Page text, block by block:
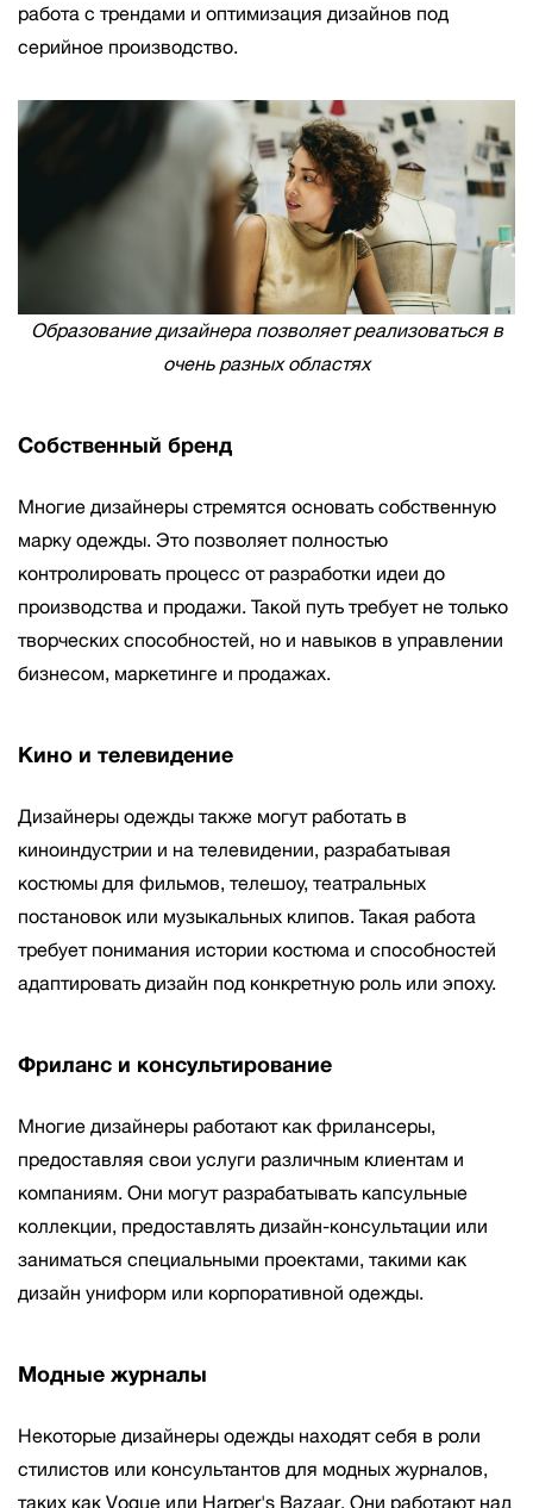
работа с трендами и оптимизация дизайнов под
серийное производство.
Образование дизайнера позволяет реализоваться в
очень разных областях
Собственный бренд
Многие дизайнеры стремятся основать собственную
марку одежды. Это позволяет полностью
контролировать процесс от разработки идеи до
производства и продажи. Такой путь требует не только
творческих способностей, но и навыков в управлении
бизнесом, маркетинге и продажах.
Кино и телевидение
Дизайнеры одежды также могут работать в
киноиндустрии и на телевидении, разрабатывая
костюмы для фильмов, телешоу, театральных
постановок или музыкальных клипов. Такая работа
требует понимания истории костюма и способностей
адаптировать дизайн под конкретную роль или эпоху.
Фриланс и консультирование
Многие дизайнеры работают как фрилансеры,
предоставляя свои услуги различным клиентам и
компаниям. Они могут разрабатывать капсульные
коллекции, предоставлять дизайн-консультации или
заниматься специальными проектами, такими как
дизайн униформ или корпоративной одежды.
Модные журналы
Некоторые дизайнеры одежды находят себя в роли
стилистов или консультантов для модных журналов,
таких как Vogue или Harper's Bazaar. Они работают над